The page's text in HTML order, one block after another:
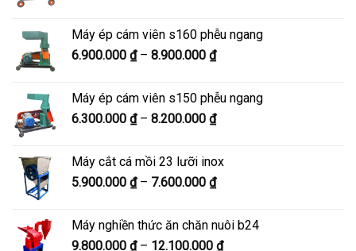
8.500.000 ₫
Máy ép cám viên s160 phễu ngang
6.900.000 ₫ – 8.900.000 ₫Khoảng
từ
6.900.000 ₫
đến
Máy ép cám viên s150 phễu ngang
6.300.000 ₫ – 8.200.000 ₫Khoảng
6.300.000 ₫
đến
Máy cắt cá mồi 23 lưỡi inox
5.900.000 ₫ – 7.600.000 ₫Khoảng
5.900.000 ₫
Máy nghiền thức ăn chăn nuôi b24
9.800.000 ₫ – 12.100.000 ₫Khoảng